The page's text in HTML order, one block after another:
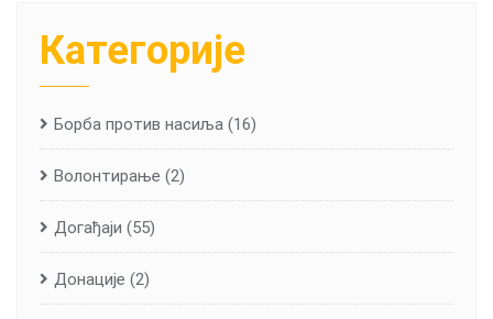
Категорије
Борба против насиља (16)
Волонтирање (2)
Догађаји (55)
Донације (2)